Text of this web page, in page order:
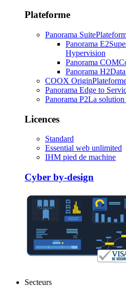
Plateforme
Panorama Suite
Panorama E2
Hypervision
Panorama COM
Panorama H2
COOX Origin
Panorama Edge to
Panorama P2La
Licences
Standard
Essential web unlimited
IHM pied de machine
Cyber by-design
Secteurs